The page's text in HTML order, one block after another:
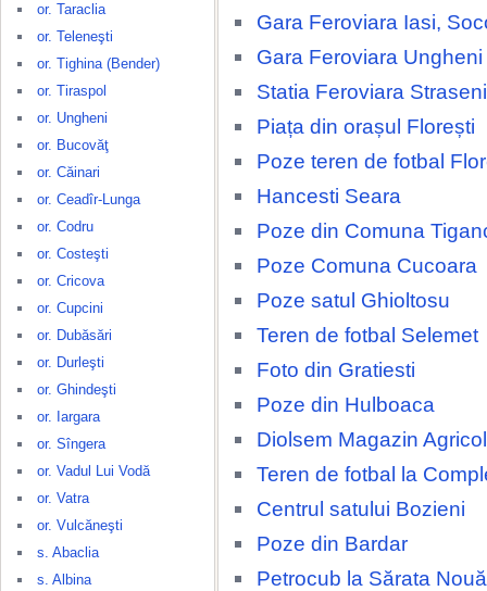
or. Taraclia
or. Teleneşti
or. Tighina (Bender)
or. Tiraspol
or. Ungheni
or. Bucovăţ
or. Căinari
or. Ceadîr-Lunga
or. Codru
or. Costeşti
or. Cricova
or. Cupcini
or. Dubăsări
or. Durleşti
or. Ghindeşti
or. Iargara
or. Sîngera
or. Vadul Lui Vodă
or. Vatra
or. Vulcăneşti
s. Abaclia
s. Albina
Gara Feroviara Iasi,
Gara Feroviara Ungheni
Statia Feroviara Straseni
Piața din orașul Florești
Poze teren de fotbal
Hancesti Seara
Poze din Comuna
Poze Comuna Cucoara
Poze satul Ghioltosu
Teren de fotbal Selemet
Foto din Gratiesti
Poze din Hulboaca
Diolsem Magazin Agricol
Teren de fotbal la
Centrul satului Bozieni
Poze din Bardar
Petrocub la Sărata Nouă